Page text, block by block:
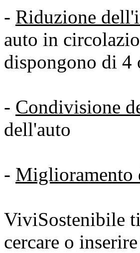
- Riduzione
auto in
dispongono di 4
- Condivisione
dell'auto
- Miglioramento
ViviSostenibile
cercare o